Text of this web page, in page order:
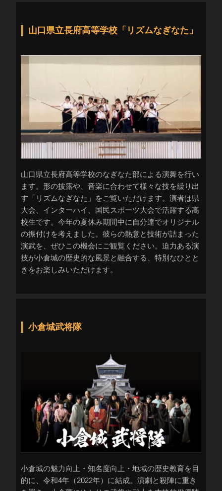
山口県立長府高等学校「リズムなぎなた」
山口県立長府高等学校のなぎなた部による演舞を行い
ます。形の披露や、音楽に合わせて様々な技を繰り出
す「リズムなぎなた」をご覧いただけます。演者は県
大会、インターハイ、国民スポーツ大会で活躍する高
校生です。今年の夏休み期間中に自分達でオリジナル
の振付けを考えました。彼らの熱意と技術が詰まった
演武を、ぜひこの機会にご観覧ください。迫力ある演
技が小倉城の歴史的な風景と融合する、特別なひとと
きをお楽しみいただけます。
小倉城武将隊
小倉城の魅力向上・知名度向上・地域の歴史教育を目
的に、令和4年（2022年）に結成。演劇と殺陣に重き